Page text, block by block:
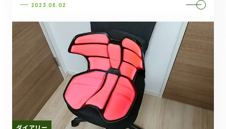
2023.06.02
ダイアリー